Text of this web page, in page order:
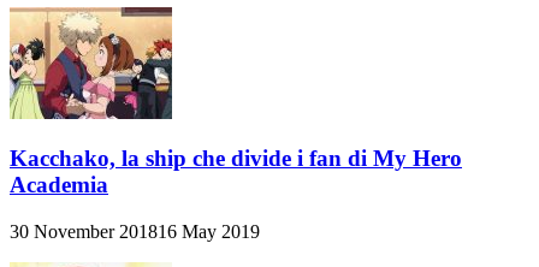
Kacchako, la ship che divide i fan di My Hero
Academia
30 November 201816 May 2019